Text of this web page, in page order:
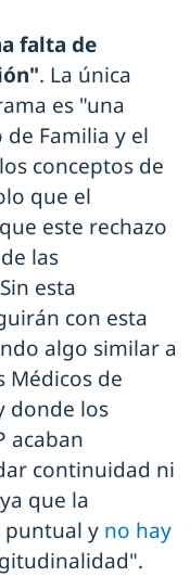
falta de
. La única
es "una
Familia y el
conceptos de
que el
este rechazo
las
esta
con esta
algo similar a
Médicos de
donde los
acaban
continuidad ni
que la
puntual y no hay